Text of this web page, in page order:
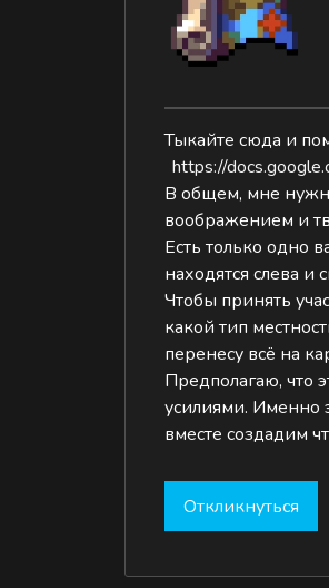
Тыкайте сюда и
https://
В общем, мне
воображением и
Есть только одно
находятся слева и
Чтобы принять
какой тип
перенесу всё на
Предполагаю, что
усилиями. Именно
вместе создадим
Откликнуться